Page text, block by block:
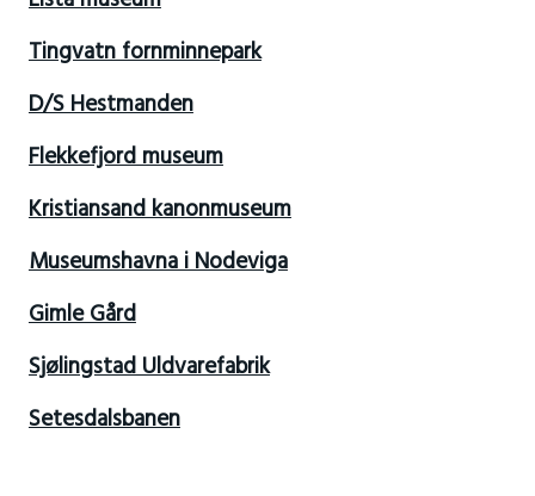
Tingvatn fornminnepark
D/S Hestmanden
Flekkefjord museum
Kristiansand kanonmuseum
Museumshavna i Nodeviga
Gimle Gård
Sjølingstad Uldvarefabrik
Setesdalsbanen